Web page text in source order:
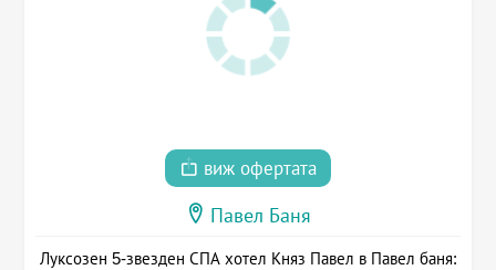
виж офертата
Павел Баня
Луксозен 5-звезден СПА хотел Княз Павел в Павел баня: